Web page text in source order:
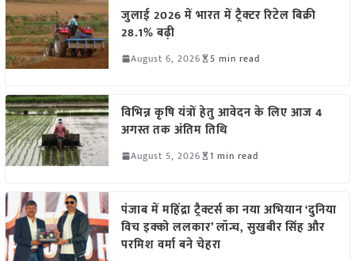
जुलाई 2026 में भारत में ट्रैक्टर रिटेल बिक्री
28.1% बढ़ी
August 6, 2026 5 min read
विभिन्न कृषि यंत्रों हेतु आवेदन के लिए आज 4
अगस्त तक अंतिम तिथि
August 5, 2026 1 min read
पंजाब में महिंद्रा ट्रैक्टर्स का नया अभियान ‘दुनिया
विच इक्को ललकार’ लॉन्च, सुखबीर सिंह और
परमिश वर्मा बने चेहरा